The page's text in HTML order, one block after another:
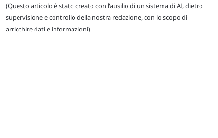
(Questo articolo è stato creato con l'ausilio di un sistema di AI, dietro
supervisione e controllo della nostra redazione, con lo scopo di
arricchire dati e informazioni)